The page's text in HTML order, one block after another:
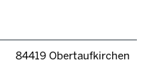
84419 Obertaufkirchen